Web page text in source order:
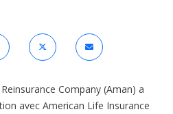
Company (Aman) a
avec American Life Insurance